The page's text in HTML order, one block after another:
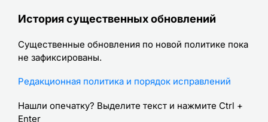
История существенных обновлений
Существенные обновления по новой политике пока
не зафиксированы.
Редакционная политика и порядок исправлений
Нашли опечатку? Выделите текст и нажмите Ctrl +
Enter